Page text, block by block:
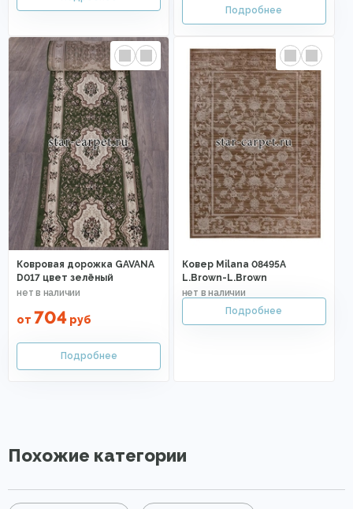
Ковровая дорожка GAVANA
D017 цвет зелёный
от 704 руб
Ковер Milana 08495A
L.Brown-L.Brown
Похожие категории